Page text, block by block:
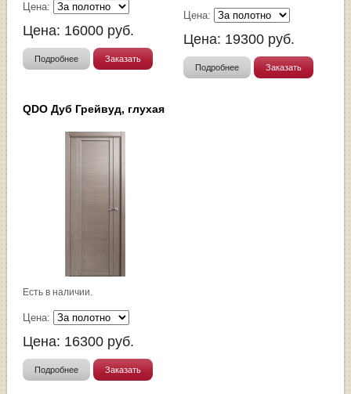
Цена:
Цена: 16000 руб.
Подробнее Заказать
Цена:
Цена: 19300 руб.
Подробнее Заказать
QDO Дуб Грейвуд, глухая
Есть в наличии.
Цена:
Цена: 16300 руб.
Подробнее Заказать